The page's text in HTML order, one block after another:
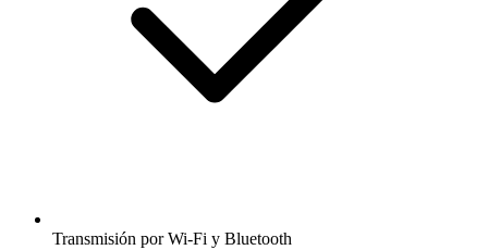
Transmisión por Wi-Fi y Bluetooth